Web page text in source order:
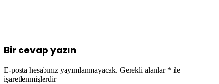
Bir cevap yazın
E-posta hesabınız yayımlanmayacak. Gerekli alanlar * ile
işaretlenmişlerdir